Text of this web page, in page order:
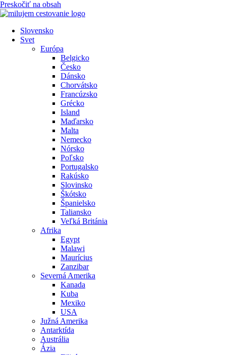
Preskočiť na obsah
Slovensko
Svet
Európa
Belgicko
Česko
Dánsko
Chorvátsko
Francúzsko
Grécko
Island
Maďarsko
Malta
Nemecko
Nórsko
Poľsko
Portugalsko
Rakúsko
Slovinsko
Škótsko
Španielsko
Taliansko
Veľká Británia
Afrika
Egypt
Malawi
Maurícius
Zanzibar
Severná Amerika
Kanada
Kuba
Mexiko
USA
Južná Amerika
Antarktída
Austrália
Ázia